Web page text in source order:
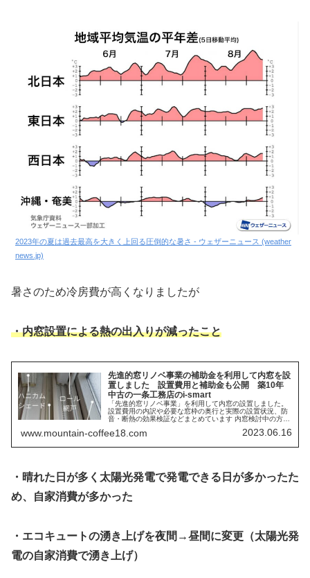
2023年の夏は過去最高を大きく上回る圧倒的な暑さ - ウェザーニュース (weather
news.jp)
暑さのため冷房費が高くなりましたが
・内窓設置による熱の出入りが減ったこと
先進的窓リノベ事業の補助金を利用して内窓を設
置しました 設置費用と補助金も公開 築10年
中古の一条工務店のi-smart
「先進的窓リノベ事業」を利用して内窓の設置しました。
設置費用の内訳や必要な窓枠の奥行と実際の設置状況、防
音・断熱の効果検証などまとめています 内窓検討中の方な
www.mountain-coffee18.com 2023.06.16
・晴れた日が多く太陽光発電で発電できる日が多かったた
め、自家消費が多かった
・エコキュートの湧き上げを夜間→昼間に変更（太陽光発
電の自家消費で湧き上げ）